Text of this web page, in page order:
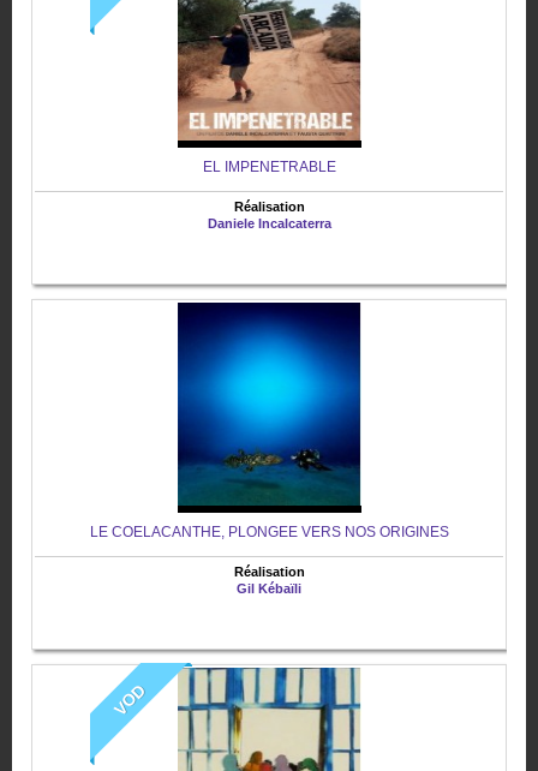
EL IMPENETRABLE
Réalisation
Daniele Incalcaterra
LE COELACANTHE, PLONGEE VERS NOS ORIGINES
Réalisation
Gil Kébaïli
VOD